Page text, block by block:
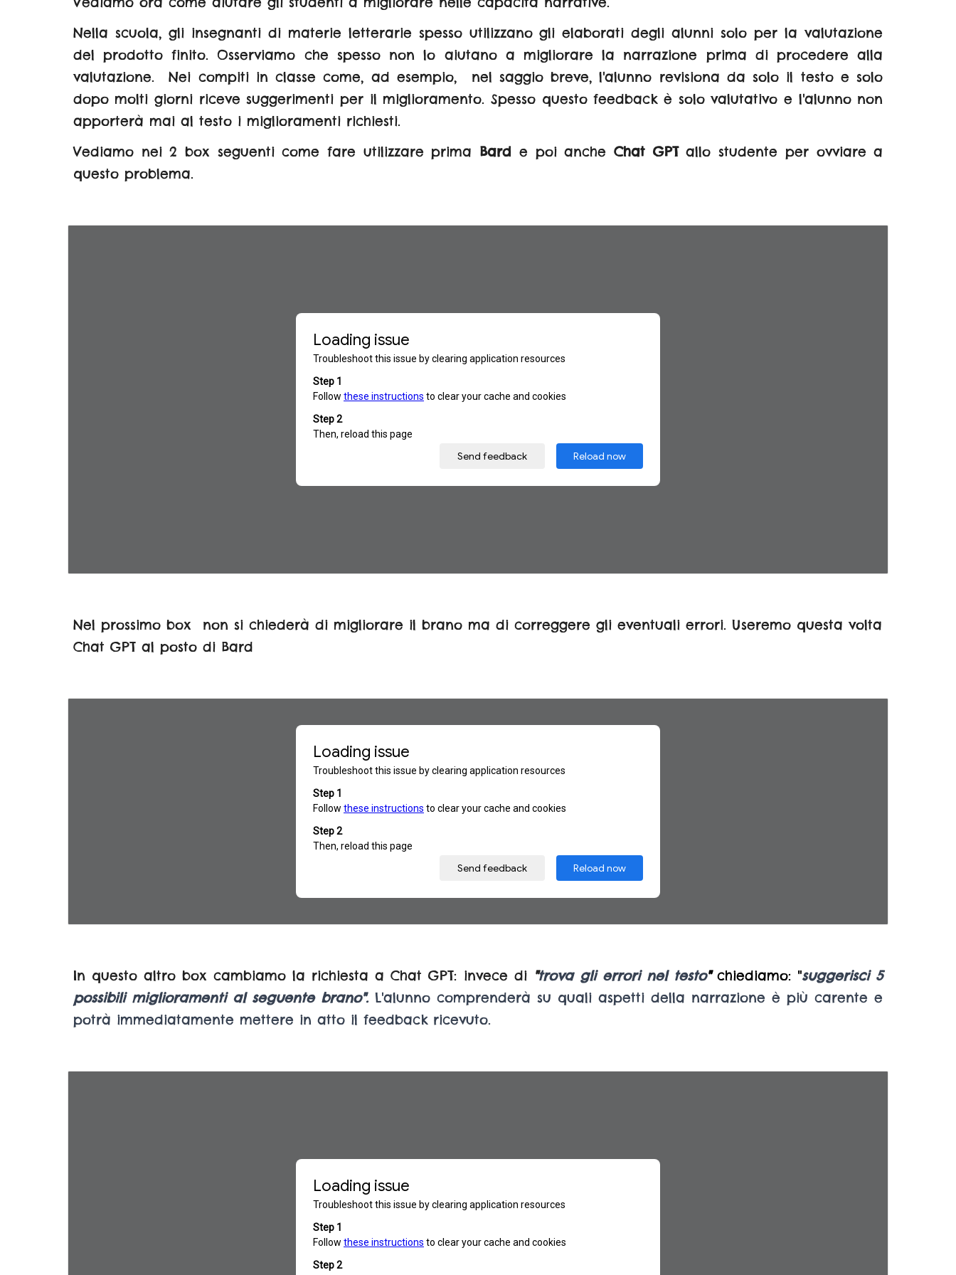
Nella scuola, gli insegnanti di materie letterarie spesso utilizzano gli elaborati degli alunni solo per la valutazione
del prodotto finito. Osserviamo che spesso non lo aiutano a migliorare la narrazione prima di procedere alla
valutazione. Nei compiti in classe come, ad esempio, nel saggio breve, l'alunno revisiona da solo il testo e solo
dopo molti giorni riceve suggerimenti per il miglioramento. Spesso questo feedback è solo valutativo e l'alunno non
apporterà mai al testo i miglioramenti richiesti.
Vediamo nei 2 box seguenti come fare utilizzare prima Bard e poi anche Chat GPTallo studente per ovviare a
questo problema.
Nel prossimo box non si chiederà di migliorare il brano ma di correggere gli eventuali errori. Useremo questa volta
Chat GPT al posto di Bard
In questo altro box cambiamo la richiesta a Chat GPT: invece di "trova gli errori nel testo"chiediamo: "suggerisci 5
possibili miglioramenti al seguente brano". L'alunno comprenderà su quali aspetti della narrazione è più carente e
potrà immediatamente mettere in atto il feedback ricevuto.